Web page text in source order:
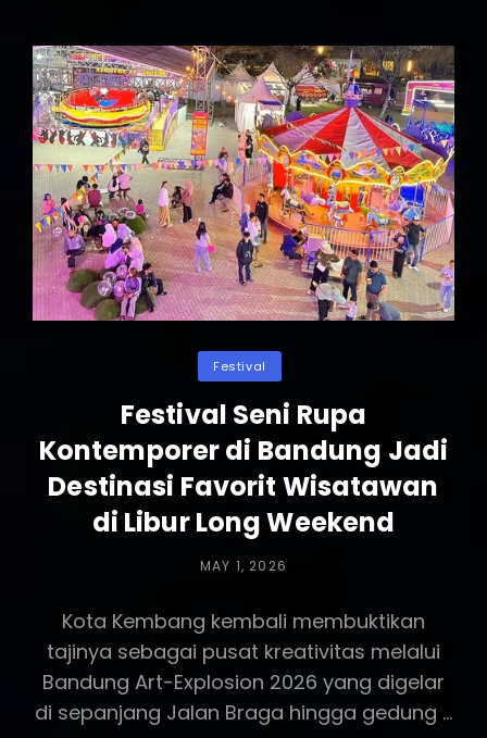
Pada
5
Maestro
Seni
Tradisional
Yang
Konsisten
Jaga
Budaya
Bangsa
Categories
Festival
Festival Seni Rupa
Kontemporer di Bandung Jadi
Destinasi Favorit Wisatawan
di Libur Long Weekend
POSTED
MAY 1, 2026
Kota Kembang kembali membuktikan
tajinya sebagai pusat kreativitas melalui
Bandung Art-Explosion 2026 yang digelar
di sepanjang Jalan Braga hingga gedung …